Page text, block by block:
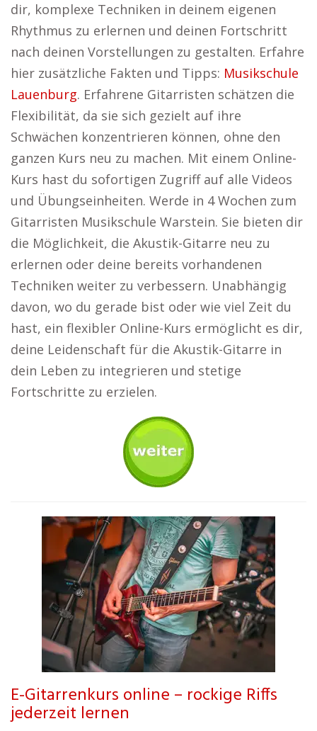
dir, komplexe Techniken in deinem eigenen
Rhythmus zu erlernen und deinen Fortschritt
nach deinen Vorstellungen zu gestalten. Erfahre
hier zusätzliche Fakten und Tipps: Musikschule
Lauenburg. Erfahrene Gitarristen schätzen die
Flexibilität, da sie sich gezielt auf ihre
Schwächen konzentrieren können, ohne den
ganzen Kurs neu zu machen. Mit einem Online-
Kurs hast du sofortigen Zugriff auf alle Videos
und Übungseinheiten. Werde in 4 Wochen zum
Gitarristen Musikschule Warstein. Sie bieten dir
die Möglichkeit, die Akustik-Gitarre neu zu
erlernen oder deine bereits vorhandenen
Techniken weiter zu verbessern. Unabhängig
davon, wo du gerade bist oder wie viel Zeit du
hast, ein flexibler Online-Kurs ermöglicht es dir,
deine Leidenschaft für die Akustik-Gitarre in
dein Leben zu integrieren und stetige
Fortschritte zu erzielen.
E-Gitarrenkurs online – rockige Riffs
jederzeit lernen